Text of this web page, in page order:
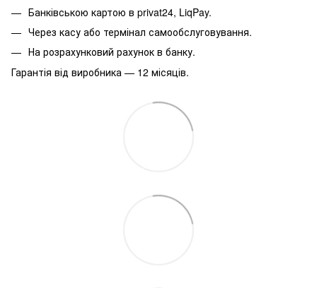
Банківською картою в privat24, LiqPay.
Через касу або термінал самообслуговування.
На розрахунковий рахунок в банку.
Гарантія від виробника — 12 місяців.